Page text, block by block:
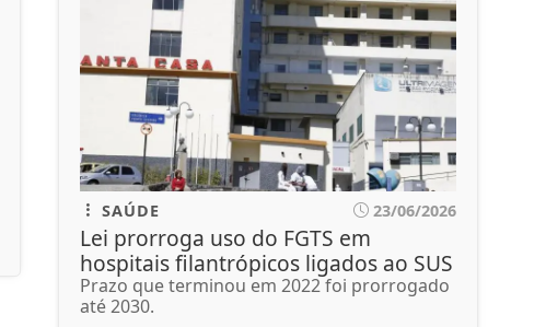
SAÚDE 23/06/2026
Lei prorroga uso do FGTS em
hospitais filantrópicos ligados ao SUS
Prazo que terminou em 2022 foi prorrogado
até 2030.